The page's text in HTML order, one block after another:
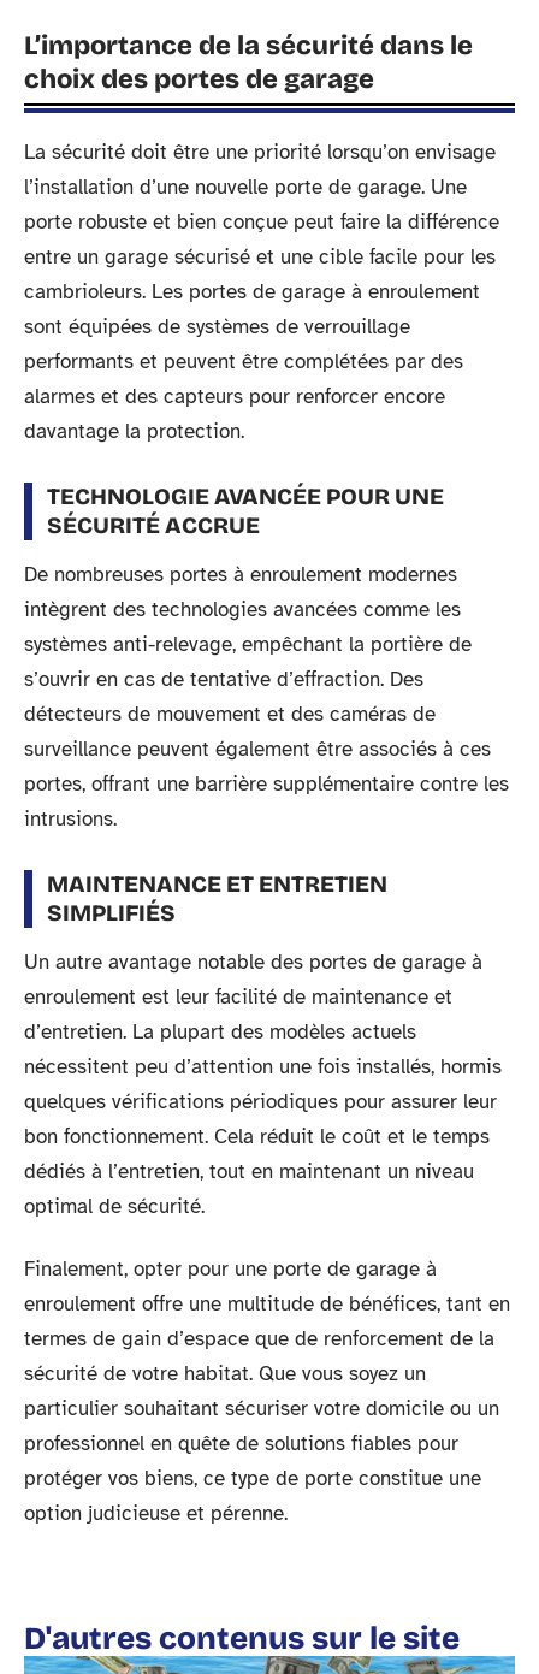
L’importance de la sécurité dans le
choix des portes de garage
La sécurité doit être une priorité lorsqu’on envisage
l’installation d’une nouvelle porte de garage. Une
porte robuste et bien conçue peut faire la différence
entre un garage sécurisé et une cible facile pour les
cambrioleurs. Les portes de garage à enroulement
sont équipées de systèmes de verrouillage
performants et peuvent être complétées par des
alarmes et des capteurs pour renforcer encore
davantage la protection.
TECHNOLOGIE AVANCÉE POUR UNE
SÉCURITÉ ACCRUE
De nombreuses portes à enroulement modernes
intègrent des technologies avancées comme les
systèmes anti-relevage, empêchant la portière de
s’ouvrir en cas de tentative d’effraction. Des
détecteurs de mouvement et des caméras de
surveillance peuvent également être associés à ces
portes, offrant une barrière supplémentaire contre les
intrusions.
MAINTENANCE ET ENTRETIEN
SIMPLIFIÉS
Un autre avantage notable des portes de garage à
enroulement est leur facilité de maintenance et
d’entretien. La plupart des modèles actuels
nécessitent peu d’attention une fois installés, hormis
quelques vérifications périodiques pour assurer leur
bon fonctionnement. Cela réduit le coût et le temps
dédiés à l’entretien, tout en maintenant un niveau
optimal de sécurité.
Finalement, opter pour une porte de garage à
enroulement offre une multitude de bénéfices, tant en
termes de gain d’espace que de renforcement de la
sécurité de votre habitat. Que vous soyez un
particulier souhaitant sécuriser votre domicile ou un
professionnel en quête de solutions fiables pour
protéger vos biens, ce type de porte constitue une
option judicieuse et pérenne.
D'autres contenus sur le site